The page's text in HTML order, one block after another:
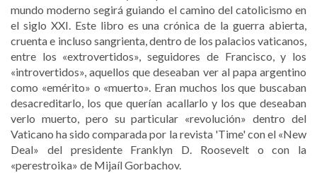
mundo moderno segirá guiando el camino del catolicismo en
el siglo XXI. Este libro es una crónica de la guerra abierta,
cruenta e incluso sangrienta, dentro de los palacios vaticanos,
entre los «extrovertidos», seguidores de Francisco, y los
«introvertidos», aquellos que deseaban ver al papa argentino
como «emérito» o «muerto». Eran muchos los que buscaban
desacreditarlo, los que querían acallarlo y los que deseaban
verlo muerto, pero su particular «revolución» dentro del
Vaticano ha sido comparada por la revista 'Time' con el «New
Deal» del presidente Franklyn D. Roosevelt o con la
«perestroika» de Mijaíl Gorbachov.